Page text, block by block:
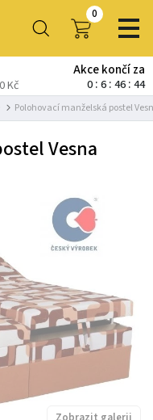
0
Kč
Akce končí za
0 6 46 42
Polohovací manželská postel
Vesna